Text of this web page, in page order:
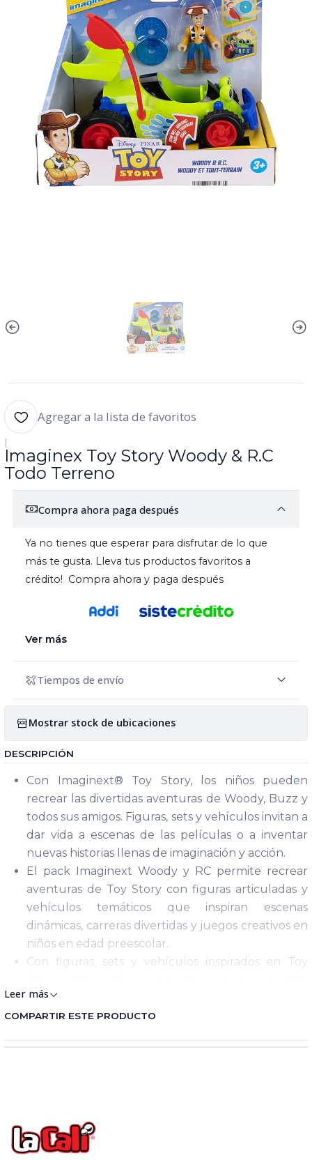
Agregar a la lista de favoritos
|
Imaginex Toy Story Woody & R.C
Todo Terreno
Compra ahora paga después
Ya no tienes que esperar para disfrutar de lo que
más te gusta. Lleva tus productos favoritos a
crédito! Compra ahora y paga después
Ver más
Tiempos de envío
Mostrar stock de ubicaciones
DESCRIPCIÓN
Con Imaginext® Toy Story, los niños pueden
recrear las divertidas aventuras de Woody, Buzz y
todos sus amigos. Figuras, sets y vehículos invitan a
dar vida a escenas de las películas o a inventar
nuevas historias llenas de imaginación y acción.
El pack Imaginext Woody y RC permite recrear
aventuras de Toy Story con figuras articuladas y
vehículos temáticos que inspiran escenas
dinámicas, carreras divertidas y juegos creativos en
niños en edad preescolar.
Con figuras, sets y vehículos inspirados en Toy
memorables, crear misiones nuevas y disfrutar
historias llenas de humor, acción y amistad junto a
Los sets Imaginext Woody y RC están diseñados
creatividad mediante historias llenas de amistad y
aventura.
Leer más
COMPARTIR ESTE PRODUCTO